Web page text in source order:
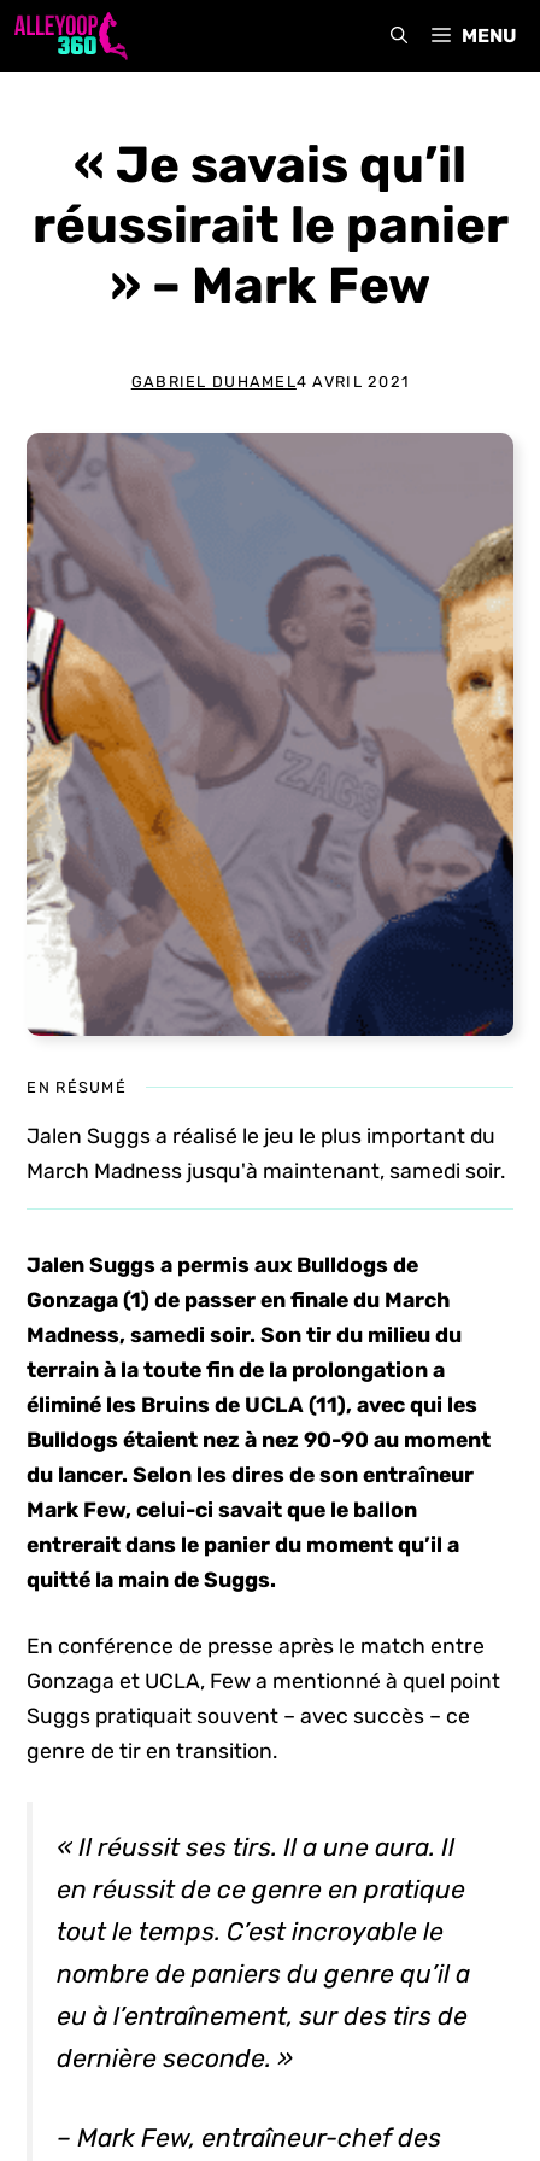
Aller
MENU
« Je savais qu’il
réussirait le panier
» – Mark Few
GABRIEL DUHAMEL4 AVRIL 2021
EN RÉSUMÉ
Jalen Suggs a réalisé le jeu le plus important du
March Madness jusqu'à maintenant, samedi soir.
Jalen Suggs a permis aux Bulldogs de
Gonzaga (1) de passer en finale du March
Madness, samedi soir. Son tir du milieu du
terrain à la toute fin de la prolongation a
éliminé les Bruins de UCLA (11), avec qui les
Bulldogs étaient nez à nez 90-90 au moment
du lancer. Selon les dires de son entraîneur
Mark Few, celui-ci savait que le ballon
entrerait dans le panier du moment qu’il a
quitté la main de Suggs.
En conférence de presse après le match entre
Gonzaga et UCLA, Few a mentionné à quel point
Suggs pratiquait souvent – avec succès – ce
genre de tir en transition.
« Il réussit ses tirs. Il a une aura. Il
en réussit de ce genre en pratique
tout le temps. C’est incroyable le
nombre de paniers du genre qu’il a
eu à l’entraînement, sur des tirs de
dernière seconde. »
– Mark Few, entraîneur-chef des